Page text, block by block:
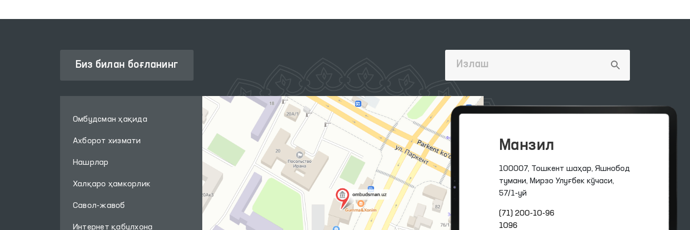
Биз билан боғланинг
Омбудсман ҳақида
Ахборот хизмати
Нашрлар
Халқаро ҳамкорлик
Савол-жавоб
Интернет қабулхона
Манзил
100007, Тошкент шаҳар, Яшнобод
тумани, Мирзо Улуғбек кўчаси,
57/1-уй
(71) 200-10-96
1096